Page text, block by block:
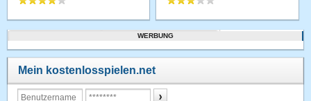
WERBUNG
Mein kostenlosspielen.net